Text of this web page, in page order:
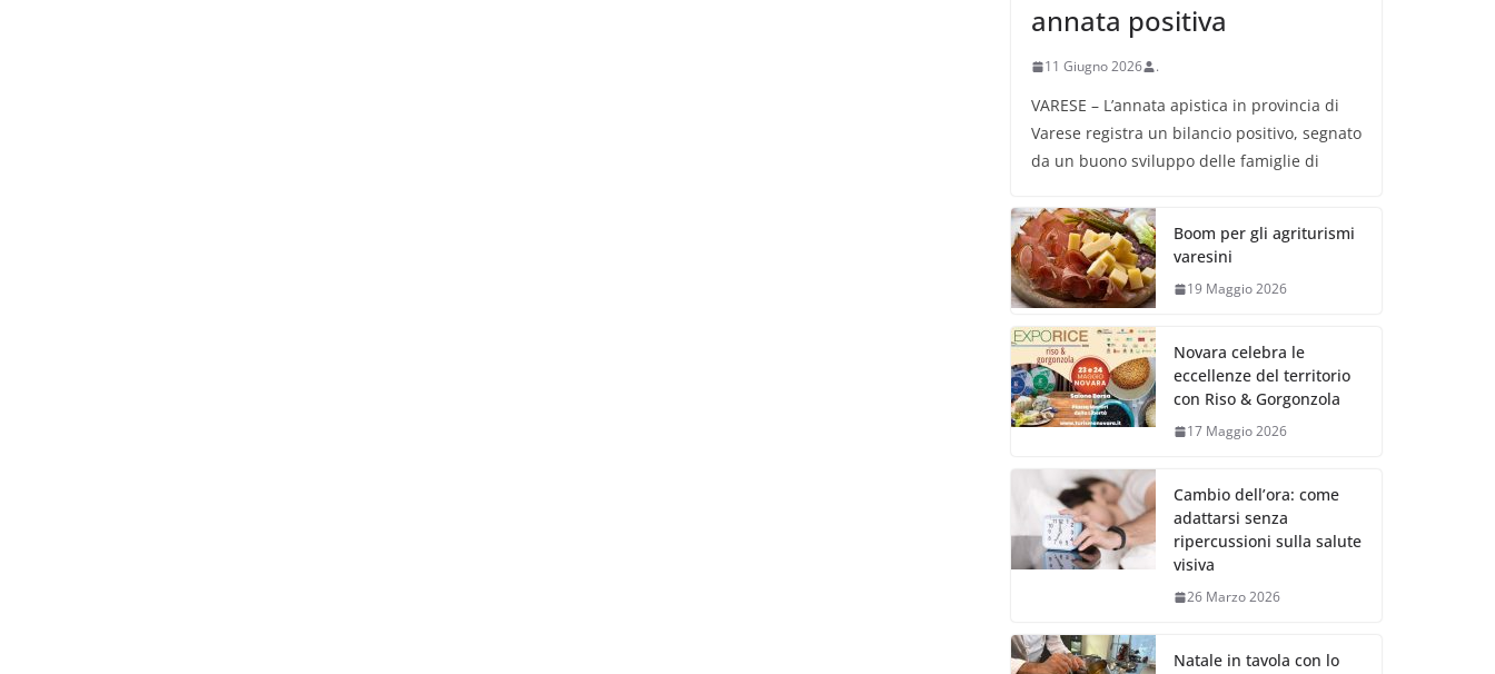
annata positiva
11 Giugno 2026 .
VARESE – L’annata apistica in provincia di
Varese registra un bilancio positivo, segnato
da un buono sviluppo delle famiglie di
Boom per gli agriturismi
varesini
19 Maggio 2026
Novara celebra le
eccellenze del territorio
con Riso & Gorgonzola
17 Maggio 2026
Cambio dell’ora: come
adattarsi senza
ripercussioni sulla salute
visiva
26 Marzo 2026
Natale in tavola con lo